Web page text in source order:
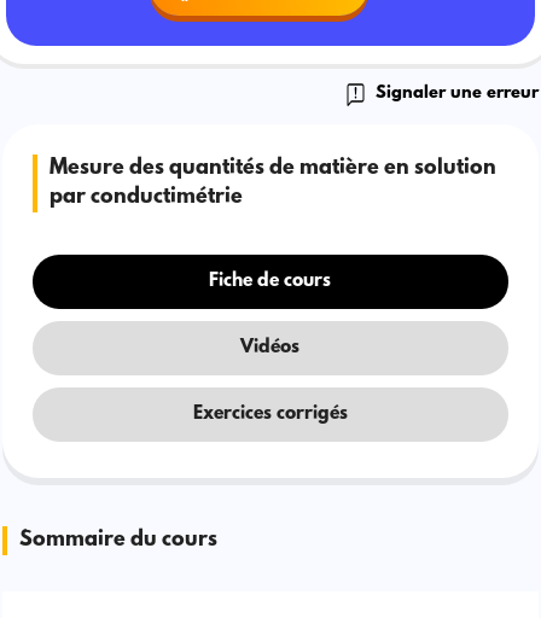
Signaler une erreur
Mesure des quantités de matière en solution
par conductimétrie
Fiche de cours
Vidéos
Exercices corrigés
Sommaire du cours